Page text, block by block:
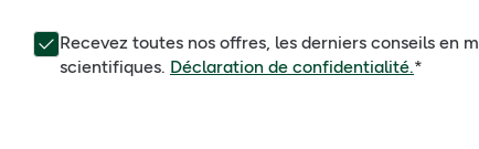
Recevez toutes nos offres, les derniers conseils en
scientifiques. Déclaration de confidentialité.*